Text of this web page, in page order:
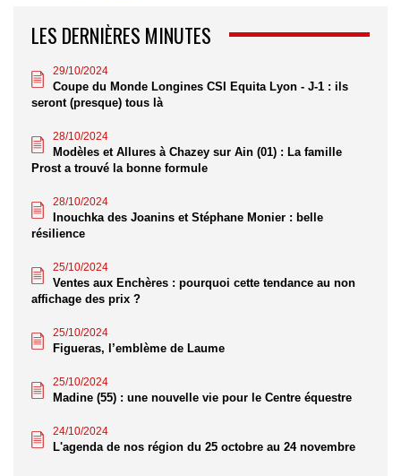
LES DERNIÈRES MINUTES
29/10/2024
Coupe du Monde Longines CSI Equita Lyon - J-1 : ils
seront (presque) tous là
28/10/2024
Modèles et Allures à Chazey sur Ain (01) : La famille
Prost a trouvé la bonne formule
28/10/2024
Inouchka des Joanins et Stéphane Monier : belle
résilience
25/10/2024
Ventes aux Enchères : pourquoi cette tendance au non
affichage des prix ?
25/10/2024
Figueras, l’emblème de Laume
25/10/2024
Madine (55) : une nouvelle vie pour le Centre équestre
24/10/2024
L'agenda de nos région du 25 octobre au 24 novembre